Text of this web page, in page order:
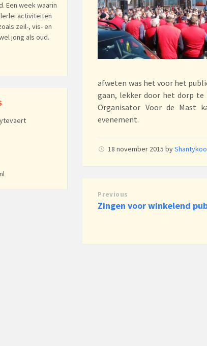
afweten was het voor het
gaan, lekker door het dorp te
Organisator Voor de Mast
evenement.
18 november 2015by
Previous
Zingen voor winkelend
Een week waarin
activiteiten
zeil-, vis- en
jong als oud.